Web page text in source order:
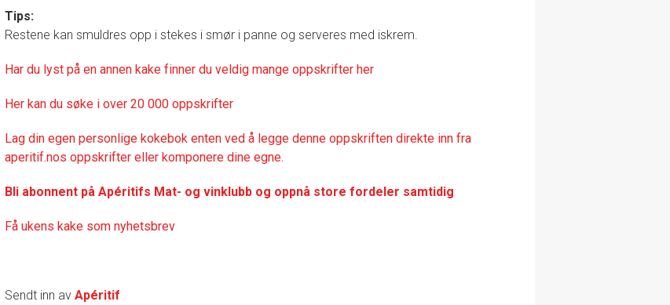
Tips:
Restene kan smuldres opp i stekes i smør i panne og serveres med iskrem.
Har du lyst på en annen kake finner du veldig mange oppskrifter her
Her kan du søke i over 20 000 oppskrifter
Lag din egen personlige kokebok enten ved å legge denne oppskriften direkte inn fra
aperitif.nos oppskrifter eller komponere dine egne.
Bli abonnent på Apéritifs Mat- og vinklubb og oppnå store fordeler samtidig
Få ukens kake som nyhetsbrev
Sendt inn av Apéritif